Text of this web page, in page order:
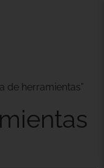
de herramientas”